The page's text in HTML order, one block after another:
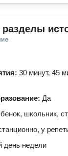
30 минут, 45
Да
школьник,
у
день недели